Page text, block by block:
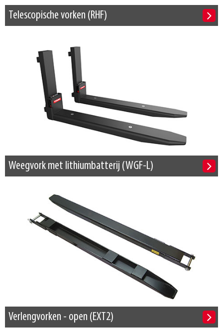
Telescopische vorken (RHF)
Weegvork met lithiumbatterij (WGF-L)
Verlengvorken - open (EXT2)